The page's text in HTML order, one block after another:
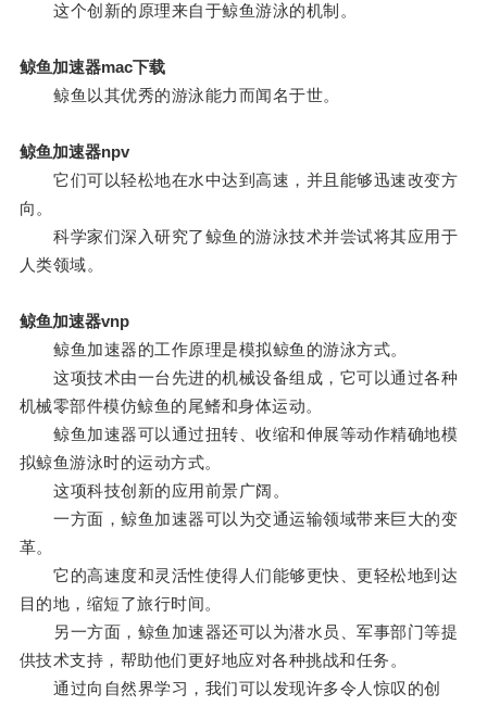
这个创新的原理来自于鲸鱼游泳的机制。
鲸鱼加速器mac下载
鲸鱼以其优秀的游泳能力而闻名于世。
鲸鱼加速器npv
它们可以轻松地在水中达到高速，并且能够迅速改变方
向。
科学家们深入研究了鲸鱼的游泳技术并尝试将其应用于
人类领域。
鲸鱼加速器vnp
鲸鱼加速器的工作原理是模拟鲸鱼的游泳方式。
这项技术由一台先进的机械设备组成，它可以通过各种
机械零部件模仿鲸鱼的尾鳍和身体运动。
鲸鱼加速器可以通过扭转、收缩和伸展等动作精确地模
拟鲸鱼游泳时的运动方式。
这项科技创新的应用前景广阔。
一方面，鲸鱼加速器可以为交通运输领域带来巨大的变
革。
它的高速度和灵活性使得人们能够更快、更轻松地到达
目的地，缩短了旅行时间。
另一方面，鲸鱼加速器还可以为潜水员、军事部门等提
供技术支持，帮助他们更好地应对各种挑战和任务。
通过向自然界学习，我们可以发现许多令人惊叹的创